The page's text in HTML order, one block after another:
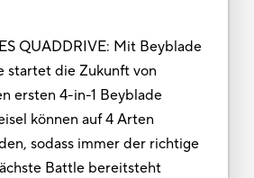
QUADDRIVE: Mit Beyblade
startet die Zukunft von
ersten 4-in-1 Beyblade
können auf 4 Arten
sodass immer der richtige
Battle bereitsteht